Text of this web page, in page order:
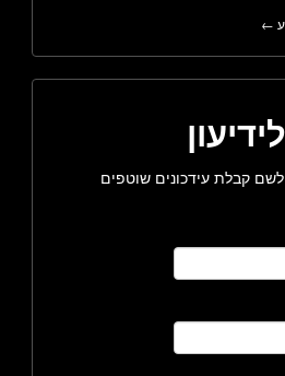
←
קבלת עידכונים שוטפים